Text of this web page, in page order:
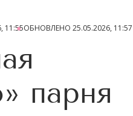
11:55ОБНОВЛЕНО 25.05.2026, 11:57
парня